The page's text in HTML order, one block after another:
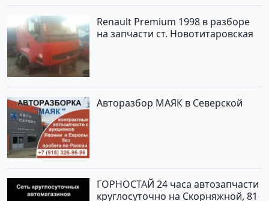
Renault Premium 1998 в разборе
на запчасти ст. Новотитаровская
Авторазбор МАЯК в Северской
ГОРНОСТАЙ 24 часа автозапчасти
круглосуточно на Скорняжной, 81